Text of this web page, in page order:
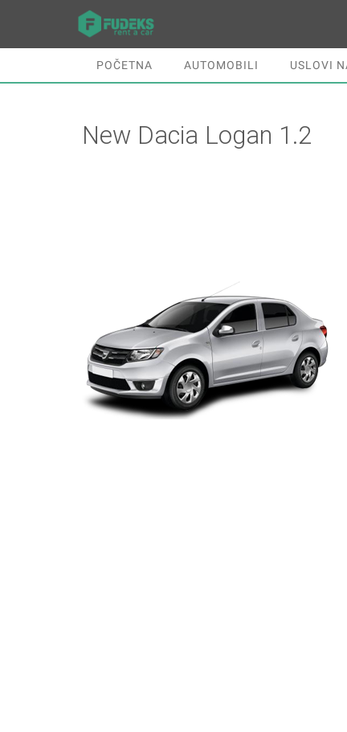
POČETNA AUTOMOBILI USLOVI
New Dacia Logan 1.2